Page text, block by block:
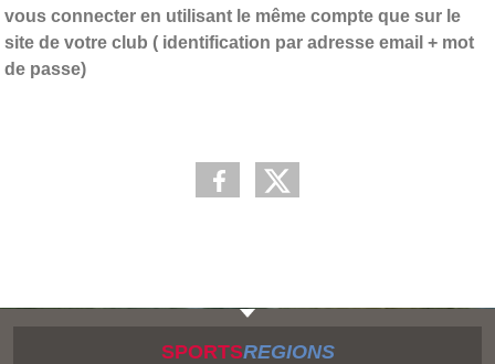
vous connecter en utilisant le même compte que sur le
site de votre club ( identification par adresse email + mot
de passe)
SPORTSREGIONS